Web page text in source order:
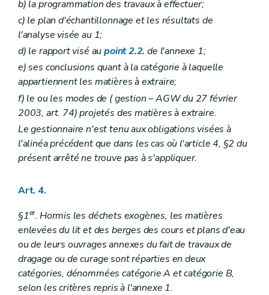
b) la programmation des travaux à effectuer;
c) le plan d'échantillonnage et les résultats de
l'analyse visée au 1;
d) le rapport visé aupoint 2.2. de l'annexe 1;
e) ses conclusions quant à la catégorie à laquelle
appartiennent les matières à extraire;
f) le ou les modes de (gestion– AGW du 27 février
2003, art. 74) projetés des matières à extraire.
Le gestionnaire n'est tenu aux obligations visées à
l'alinéa précédent que dans les cas où l'article 4, §2 du
présent arrêté ne trouve pas à s'appliquer.
Art. 4.
§1er. Hormis les déchets exogènes, les matières
enlevées du lit et des berges des cours et plans d'eau
ou de leurs ouvrages annexes du fait de travaux de
dragage ou de curage sont réparties en deux
catégories, dénommées catégorie A et catégorie B,
selon les critères repris à l'annexe 1.